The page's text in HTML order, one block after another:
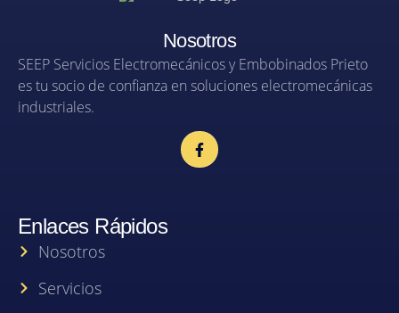
Nosotros
SEEP Servicios Electromecánicos y Embobinados Prieto
es tu socio de confianza en soluciones electromecánicas
industriales.
Enlaces Rápidos
Nosotros
Servicios